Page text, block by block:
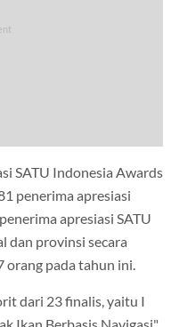
SATU Indonesia Awards
penerima apresiasi
apresiasi SATU
dan provinsi secara
orang pada tahun ini.
dari 23 finalis, yaitu I